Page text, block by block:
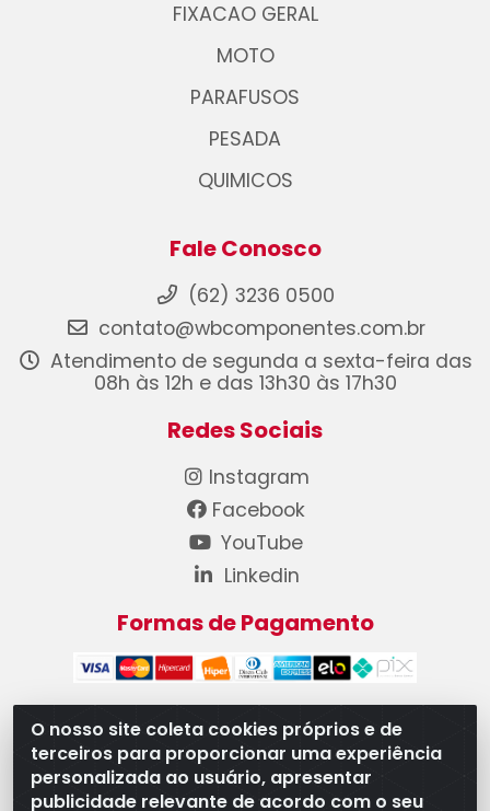
O nosso site coleta cookies próprios e de
terceiros para proporcionar uma experiência
personalizada ao usuário, apresentar
publicidade relevante de acordo com o seu
FIXACAO GERAL
MOTO
PARAFUSOS
PESADA
QUIMICOS
Fale Conosco
(62) 3236 0500
contato@wbcomponentes.com.br
Atendimento de segunda a sexta-feira das
08h às 12h e das 13h30 às 17h30
Redes Sociais
Instagram
Facebook
YouTube
Linkedin
Formas de Pagamento
WB Componentes Automotivos LTDA - CNPJ
08.528.393/0001-12 - Rua do Níquel, 667 - Parque
Oeste Industrial, Goiânia/GO - CEP 74375-660